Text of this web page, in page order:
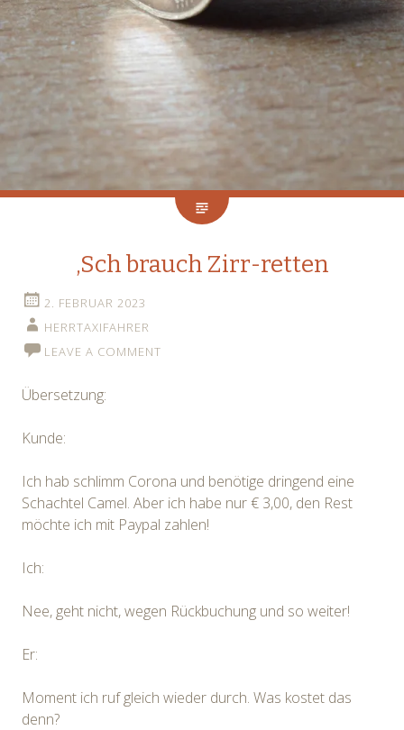
‚Sch brauch Zirr-retten
2. FEBRUAR 2023
HERRTAXIFAHRER
LEAVE A COMMENT
Übersetzung:
Kunde:
Ich hab schlimm Corona und benötige dringend eine
Schachtel Camel. Aber ich habe nur € 3,00, den Rest
möchte ich mit Paypal zahlen!
Ich:
Nee, geht nicht, wegen Rückbuchung und so weiter!
Er:
Moment ich ruf gleich wieder durch. Was kostet das
denn?